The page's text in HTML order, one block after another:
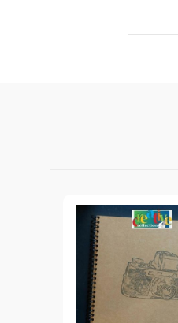
мастила
MEMENTO - Dye
VERSACRAFT - За
глина и други
VERSAMAGIC -
Тебеширено мастило